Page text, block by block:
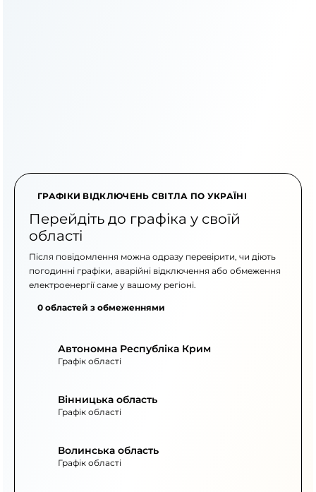
ГРАФІКИ ВІДКЛЮЧЕНЬ СВІТЛА ПО УКРАЇНІ
Перейдіть до графіка у своїй
області
Після повідомлення можна одразу перевірити, чи діють
погодинні графіки, аварійні відключення або обмеження
електроенергії саме у вашому регіоні.
0 областей з обмеженнями
Автономна Республіка Крим
Графік області
Вінницька область
Графік області
Волинська область
Графік області